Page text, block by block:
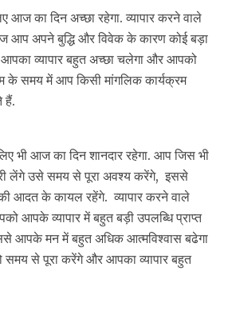
आज का दिन अच्छा रहेगा. व्यापार करने वाले
आप अपने बुद्धि और विवेक के कारण कोई बड़ा
व्यापार बहुत अच्छा चलेगा और आपको
के समय में आप किसी मांगलिक कार्यक्रम
हैं.
भी आज का दिन शानदार रहेगा. आप जिस भी
लेंगे उसे समय से पूरा अवश्य करेंगे, इससे
आदत के कायल रहेंगे. व्यापार करने वाले
आपके व्यापार में बहुत बड़ी उपलब्धि प्राप्त
आपके मन में बहुत अधिक आत्मविश्वास बढेगा
से पूरा करेंगे और आपका व्यापार बहुत